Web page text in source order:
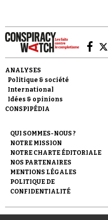
ANALYSES
Politique & société
International
Idées & opinions
CONSPIPÉDIA
QUI SOMMES-NOUS ?
NOTRE MISSION
NOTRE CHARTE ÉDITORIALE
NOS PARTENAIRES
MENTIONS LÉGALES
POLITIQUE DE
CONFIDENTIALITÉ